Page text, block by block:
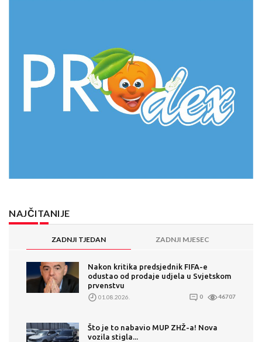
NAJČITANIJE
ZADNJI TJEDAN ZADNJI MJESEC
Nakon kritika predsjednik FIFA-e
odustao od prodaje udjela u Svjetskom
prvenstvu
01.08.2026. 0 46707
Što je to nabavio MUP ZHŽ-a! Nova
vozila stigla...